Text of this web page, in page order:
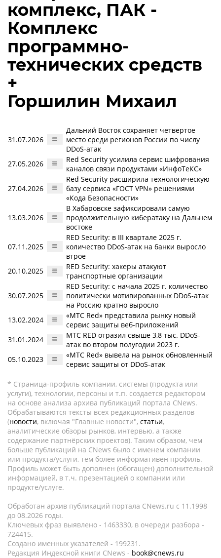
комплекс, ПАК -
Комплекс
программно-
технических средств
+
Горшилин Михаил
31.07.2026
Дальний Восток сохраняет четвертое
место среди регионов России по числу
DDoS-атак
27.05.2026
Red Security усилила сервис шифрования
каналов связи продуктами «ИнфоТеКС»
27.04.2026
Red Security расширила технологическую
базу сервиса «ГОСТ VPN» решениями
«Кода Безопасности»
13.03.2026
В Хабаровске зафиксировали самую
продолжительную кибератаку на Дальнем
востоке
07.11.2025
RED Security: в III квартале 2025 г.
количество DDoS-атак на банки выросло
втрое
20.10.2025
RED Security: хакеры атакуют
транспортные организации
30.07.2025
RED Security: с начала 2025 г. количество
политически мотивированных DDoS-атак
на Россию кратно выросло
13.02.2024
«МТС Red» представила рынку новый
сервис защиты веб-приложений
31.01.2024
МТС RED отразил свыше 3,8 тыс. DDoS-
атак во втором полугодии 2023 г.
05.10.2023
«МТС Red» вывела на рынок обновленный
сервис защиты от DDoS-атак
* Страница-профиль компании, системы (продукта или
услуги), технологии, персоны и т.п. создается редактором
на основе анализа архива публикаций портала CNews.
Обрабатываются тексты всех редакционных разделов
(новости, включая "Главные новости", статьи,
аналитические обзоры рынков, интервью, а также
содержание партнёрских проектов). Таким образом, чем
больше публикаций на CNews было с именем компании
или продукта/услуги, тем более информативен профиль.
Профиль может быть дополнен (обогащен) дополнительной
информацией, в т.ч. презентацией о компании или
продукте/услуге.
Обработан архив публикаций портала CNews.ru c 11.1998
до 08.2026 годы.
Ключевых фраз выявлено - 1463330, в очереди разбора -
724415.
Создано именных указателей - 199231.
Редакция Индексной книги CNews - book@cnews.ru